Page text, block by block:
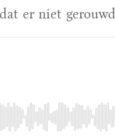
er niet